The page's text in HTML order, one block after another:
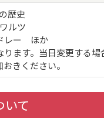
歴史
ルツ
レー ほか
ます。当日変更する場
きください。
いて